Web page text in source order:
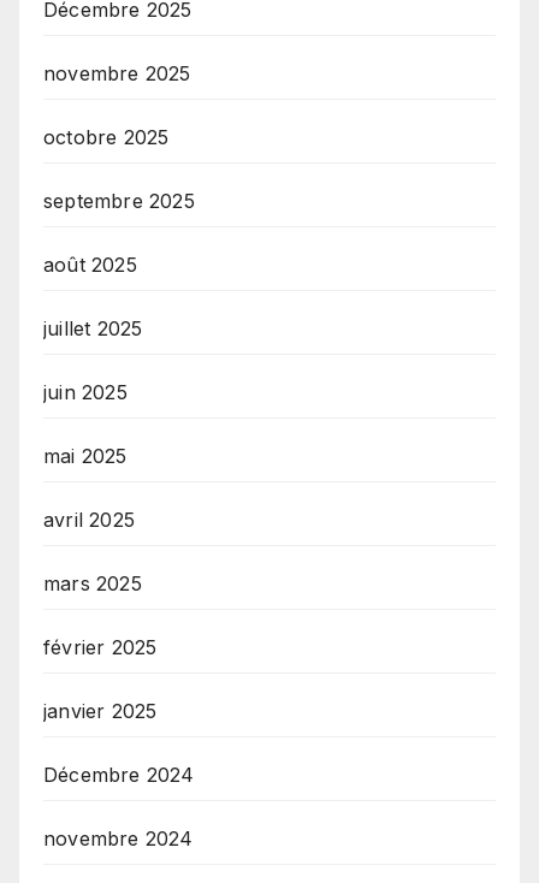
Décembre 2025
novembre 2025
octobre 2025
septembre 2025
août 2025
juillet 2025
juin 2025
mai 2025
avril 2025
mars 2025
février 2025
janvier 2025
Décembre 2024
novembre 2024